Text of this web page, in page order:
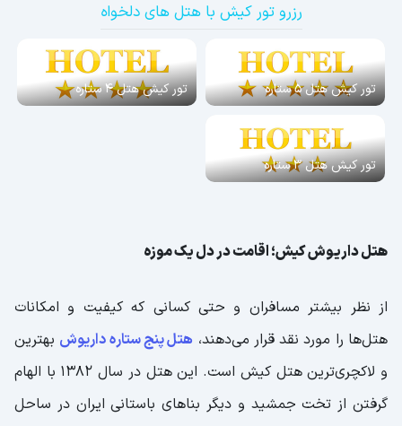
رزرو تور کیش با هتل های دلخواه
تور کیش هتل 5 ستاره تور کیش هتل 4 ستاره
تور کیش هتل 3 ستاره
هتل داریوش کیش؛ اقامت در دل یک موزه
از نظر بیشتر مسافران و حتی کسانی که کیفیت و امکانات
هتل‌ها را مورد نقد قرار می‌دهند، هتل پنج ستاره داریوش بهترین
و لاکچری‌ترین هتل کیش است. این هتل در سال 1382 با الهام
گرفتن از تخت جمشید و دیگر بناهای باستانی ایران در ساحل